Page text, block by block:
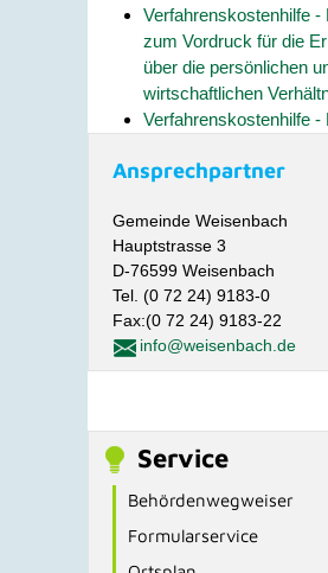
Verfahrenskostenhilfe -
zum Vordruck für die
über die persönlichen
wirtschaftlichen
Verfahrenskostenhilfe -
Ansprechpartner
Gemeinde Weisenbach
Hauptstrasse 3
D-76599 Weisenbach
Tel. (0 72 24) 9183-0
Fax:(0 72 24) 9183-22
info@weisenbach.de
Service
Behördenwegweiser
Formularservice